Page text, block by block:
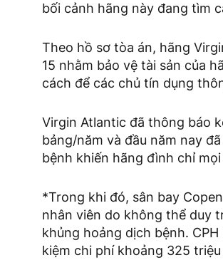
bối cảnh hãng này đang tìm
Theo hồ sơ tòa án, hãng
15 nhằm bảo vệ tài sản của
cách để các chủ tín dụng
Virgin Atlantic đã thông báo
bảng/năm và đầu năm nay
bệnh khiến hãng đình chỉ
*Trong khi đó, sân bay
nhân viên do không thể duy
khủng hoảng dịch bệnh.
kiệm chi phí khoảng 325